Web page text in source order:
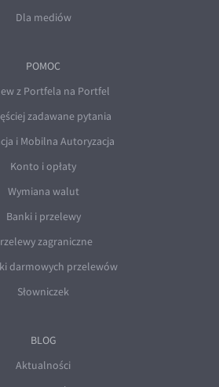
Dla mediów
POMOC
z Portfela na Portfel
zadawane pytania
i Mobilna Autoryzacja
Konto i opłaty
Wymiana walut
Banki i przelewy
zagraniczne
darmowych przelewów
Słowniczek
BLOG
Aktualności